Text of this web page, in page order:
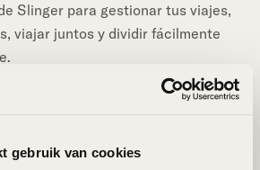
gebruik van cookies
Slinger para gestionar tus viajes,
viajar juntos y dividir fácilmente